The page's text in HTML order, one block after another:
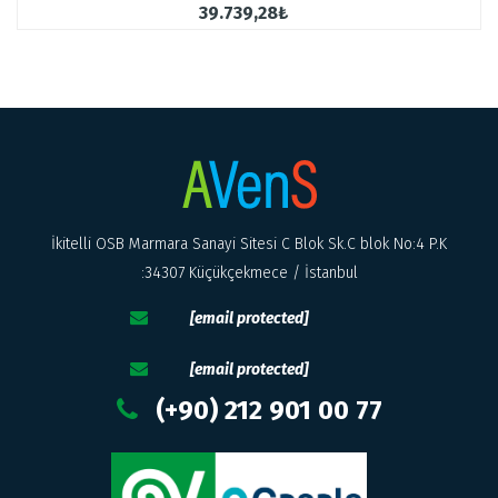
39.739,28₺
İkitelli OSB Marmara Sanayi Sitesi C Blok Sk.C blok No:4 P.K
:34307 Küçükçekmece / İstanbul
[email protected]
[email protected]
(+90) 212 901 00 77